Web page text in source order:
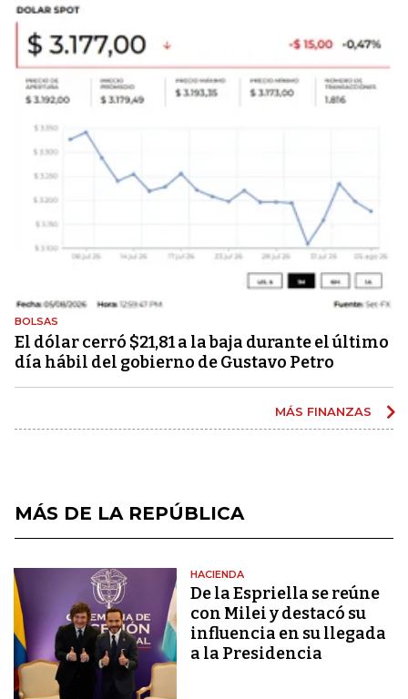
BOLSAS
El dólar cerró $21,81 a la baja durante el último
día hábil del gobierno de Gustavo Petro
MÁS FINANZAS
MÁS DE LA REPÚBLICA
HACIENDA
De la Espriella se reúne
con Milei y destacó su
influencia en su llegada
a la Presidencia